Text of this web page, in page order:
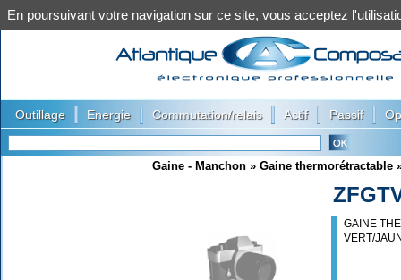
Outillage Energie Commutation/relais Actif Passif
Gaine - Manchon » Gaine thermorétractable
GAINE
VERT/
En poursuivant votre navigation sur ce site, vous acceptez